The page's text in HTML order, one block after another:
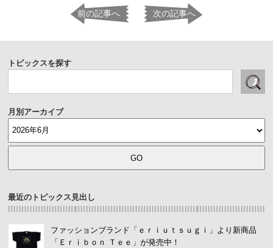
前の記事へ 次の記事へ
トピックスを探す
月別アーカイブ
最近のトピックス見出し
ファッションブランド「ｅｒｉｕｔｓｕｇｉ」より新商品
「Ｅｒｉｂｏｎ Ｔｅｅ」が発売中！